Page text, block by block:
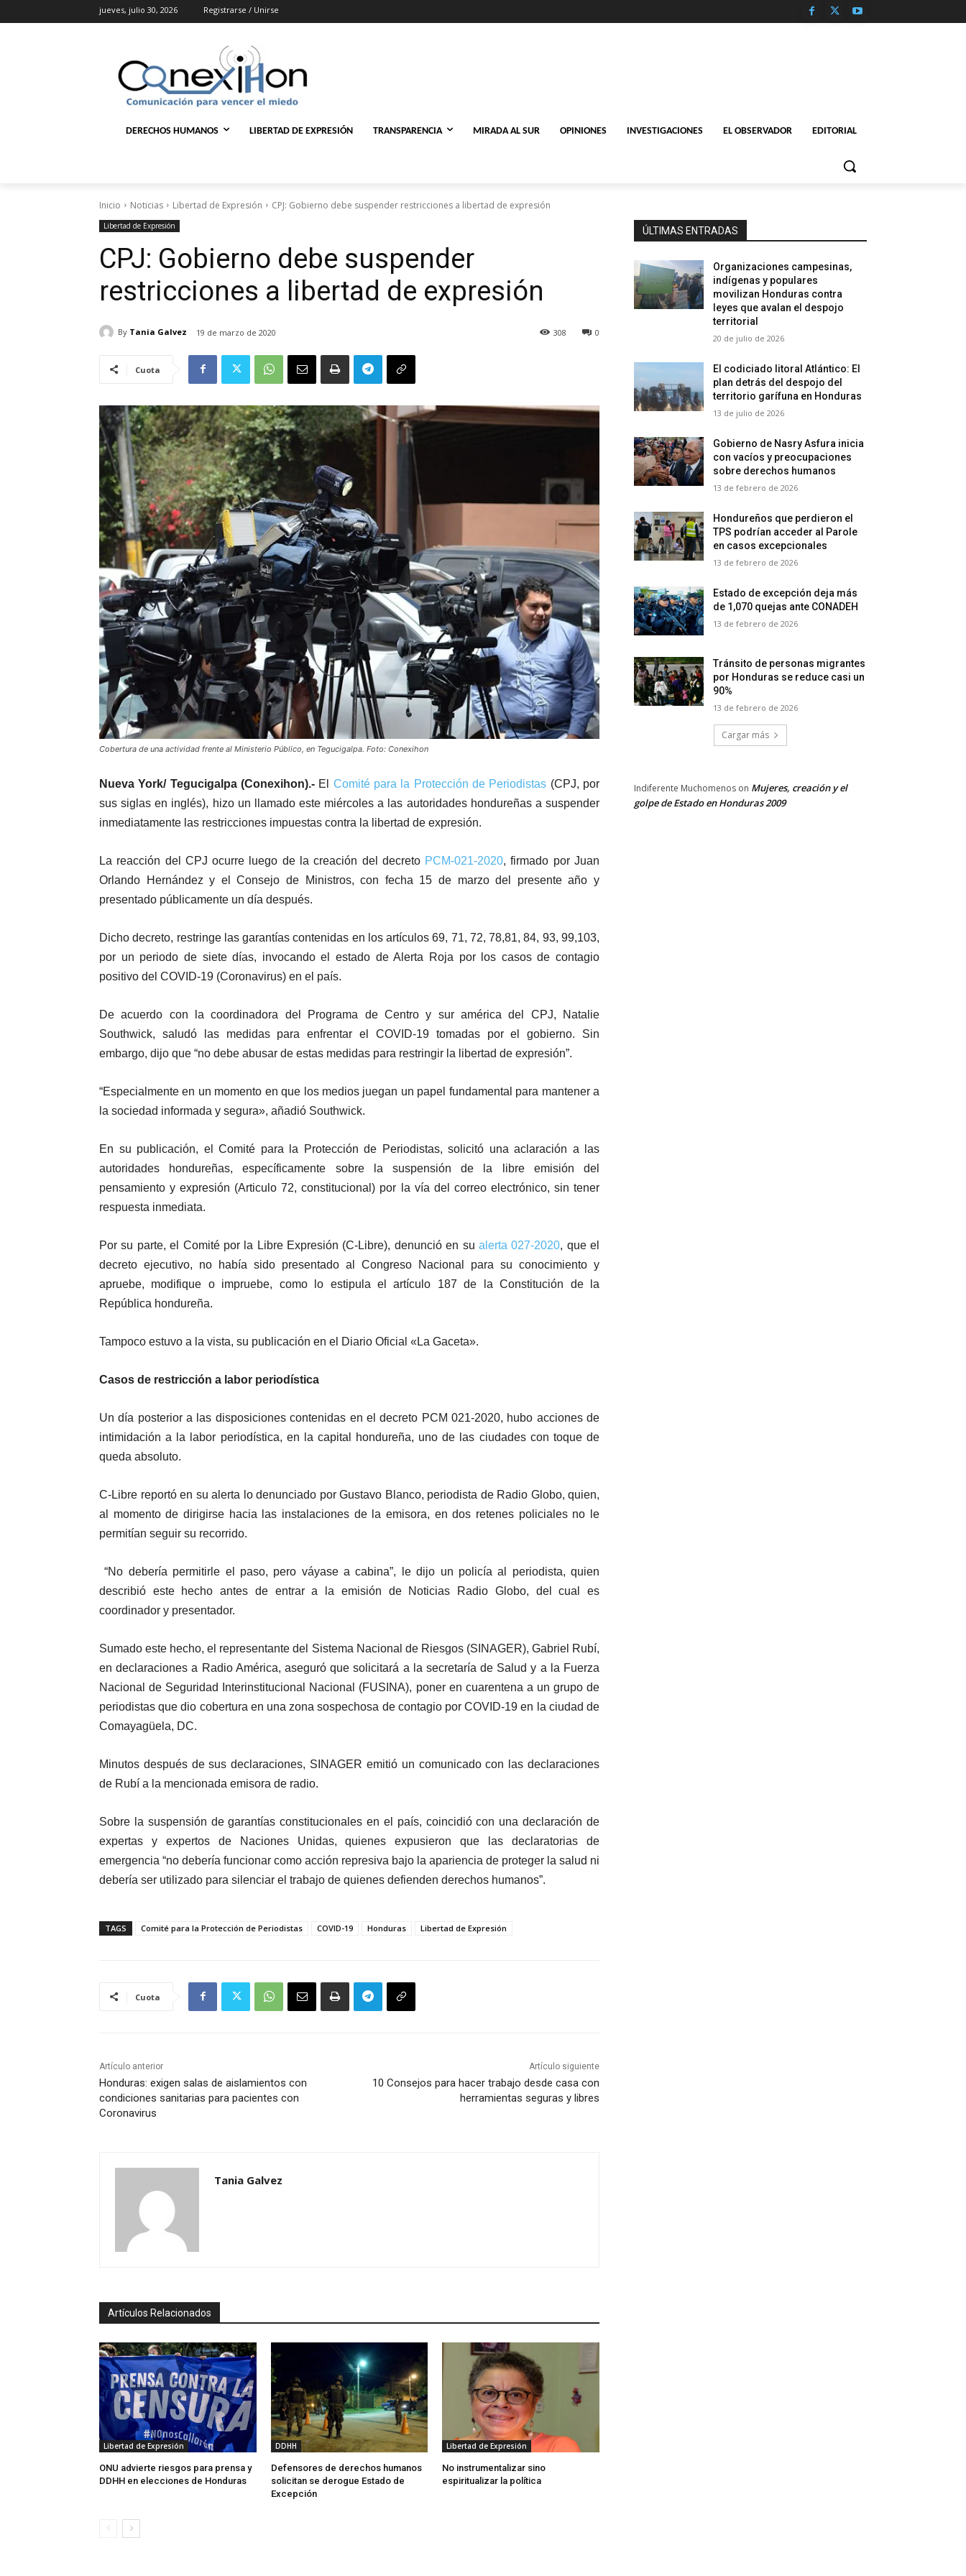
jueves, julio 30, 2026 Registrarse / Unirse
DERECHOS HUMANOS LIBERTAD DE EXPRESIÓN TRANSPARENCIA MIRADA AL SUR OPINIONES INVESTIGACIONES EL OBSERVADOR EDITORIAL
Inicio Noticias Libertad de Expresión CPJ: Gobierno debe suspender restricciones a libertad de expresión
Libertad de Expresión
CPJ: Gobierno debe suspender
restricciones a libertad de expresión
By Tania Galvez 19 de marzo de 2020 0
308
Cuota
Cobertura de una actividad frente al Ministerio Público, en Tegucigalpa. Foto: Conexihon
Nueva York/ Tegucigalpa (Conexihon).- El Comité para la Protección de Periodistas (CPJ, por
sus siglas en inglés), hizo un llamado este miércoles a las autoridades hondureñas a suspender
inmediatamente las restricciones impuestas contra la libertad de expresión.
La reacción del CPJ ocurre luego de la creación del decreto PCM-021-2020, firmado por Juan
Orlando Hernández y el Consejo de Ministros, con fecha 15 de marzo del presente año y
presentado públicamente un día después.
Dicho decreto, restringe las garantías contenidas en los artículos 69, 71, 72, 78,81, 84, 93, 99,103,
por un periodo de siete días, invocando el estado de Alerta Roja por los casos de contagio
positivo del COVID-19 (Coronavirus) en el país.
De acuerdo con la coordinadora del Programa de Centro y sur américa del CPJ, Natalie
Southwick, saludó las medidas para enfrentar el COVID-19 tomadas por el gobierno. Sin
embargo, dijo que “no debe abusar de estas medidas para restringir la libertad de expresión”.
“Especialmente en un momento en que los medios juegan un papel fundamental para mantener a
la sociedad informada y segura», añadió Southwick.
En su publicación, el Comité para la Protección de Periodistas, solicitó una aclaración a las
autoridades hondureñas, específicamente sobre la suspensión de la libre emisión del
pensamiento y expresión (Articulo 72, constitucional) por la vía del correo electrónico, sin tener
respuesta inmediata.
Por su parte, el Comité por la Libre Expresión (C-Libre), denunció en su alerta 027-2020, que el
decreto ejecutivo, no había sido presentado al Congreso Nacional para su conocimiento y
apruebe, modifique o impruebe, como lo estipula el artículo 187 de la Constitución de la
República hondureña.
Tampoco estuvo a la vista, su publicación en el Diario Oficial «La Gaceta».
Casos de restricción a labor periodística
Un día posterior a las disposiciones contenidas en el decreto PCM 021-2020, hubo acciones de
intimidación a la labor periodística, en la capital hondureña, uno de las ciudades con toque de
queda absoluto.
C-Libre reportó en su alerta lo denunciado por Gustavo Blanco, periodista de Radio Globo, quien,
al momento de dirigirse hacia las instalaciones de la emisora, en dos retenes policiales no le
permitían seguir su recorrido.
“No debería permitirle el paso, pero váyase a cabina”, le dijo un policía al periodista, quien
describió este hecho antes de entrar a la emisión de Noticias Radio Globo, del cual es
coordinador y presentador.
Sumado este hecho, el representante del Sistema Nacional de Riesgos (SINAGER), Gabriel Rubí,
en declaraciones a Radio América, aseguró que solicitará a la secretaría de Salud y a la Fuerza
Nacional de Seguridad Interinstitucional Nacional (FUSINA), poner en cuarentena a un grupo de
periodistas que dio cobertura en una zona sospechosa de contagio por COVID-19 en la ciudad de
Comayagüela, DC.
Minutos después de sus declaraciones, SINAGER emitió un comunicado con las declaraciones
de Rubí a la mencionada emisora de radio.
Sobre la suspensión de garantías constitucionales en el país, coincidió con una declaración de
expertas y expertos de Naciones Unidas, quienes expusieron que las declaratorias de
emergencia “no debería funcionar como acción represiva bajo la apariencia de proteger la salud ni
debería ser utilizado para silenciar el trabajo de quienes defienden derechos humanos”.
TAGS Comité para la Protección de Periodistas COVID-19 Honduras Libertad de Expresión
Cuota
Artículo anterior
Honduras: exigen salas de aislamientos con
condiciones sanitarias para pacientes con
Coronavirus
Artículo siguiente
10 Consejos para hacer trabajo desde casa con
herramientas seguras y libres
Tania Galvez
Artículos Relacionados
Libertad de Expresión
ONU advierte riesgos para prensa y
DDHH en elecciones de Honduras
DDHH
Defensores de derechos humanos
solicitan se derogue Estado de
Excepción
Libertad de Expresión
No instrumentalizar sino
espiritualizar la política
ÚLTIMAS ENTRADAS
Organizaciones campesinas,
indígenas y populares
movilizan Honduras contra
leyes que avalan el despojo
territorial
20 de julio de 2026
El codiciado litoral Atlántico: El
plan detrás del despojo del
territorio garífuna en Honduras
13 de julio de 2026
Gobierno de Nasry Asfura inicia
con vacíos y preocupaciones
sobre derechos humanos
13 de febrero de 2026
Hondureños que perdieron el
TPS podrían acceder al Parole
en casos excepcionales
13 de febrero de 2026
Estado de excepción deja más
de 1,070 quejas ante CONADEH
13 de febrero de 2026
Tránsito de personas migrantes
por Honduras se reduce casi un
90%
13 de febrero de 2026
Cargar más
Indiferente Muchomenos on Mujeres, creación y el
golpe de Estado en Honduras 2009